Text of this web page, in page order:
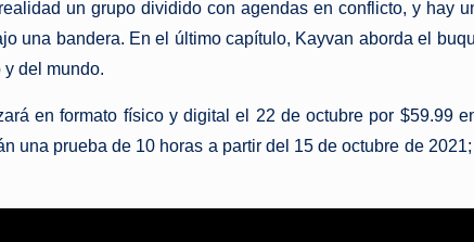
un grupo dividido con agendas en conflicto, y hay
una bandera. En el último capítulo, Kayvan aborda el
del mundo.
en formato físico y digital el 22 de octubre por $59.99
una prueba de 10 horas a partir del 15 de octubre de